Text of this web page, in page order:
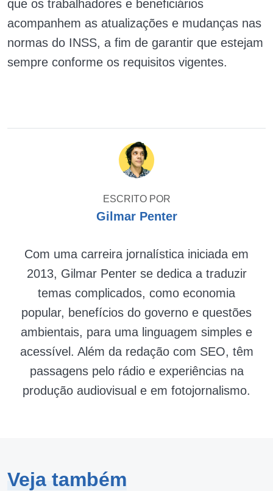
que os trabalhadores e beneficiários
acompanhem as atualizações e mudanças nas
normas do INSS, a fim de garantir que estejam
sempre conforme os requisitos vigentes.
ESCRITO POR
Gilmar Penter
Com uma carreira jornalística iniciada em
2013, Gilmar Penter se dedica a traduzir
temas complicados, como economia
popular, benefícios do governo e questões
ambientais, para uma linguagem simples e
acessível. Além da redação com SEO, têm
passagens pelo rádio e experiências na
produção audiovisual e em fotojornalismo.
Veja também